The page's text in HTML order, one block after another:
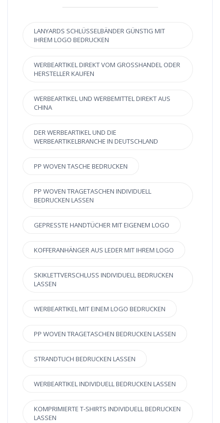
LANYARDS SCHLÜSSELBÄNDER GÜNSTIG MIT
IHREM LOGO BEDRUCKEN
WERBEARTIKEL DIREKT VOM GROSSHANDEL ODER H
ERSTELLER KAUFEN
WERBEARTIKEL UND WERBEMITTEL DIREKT AUS
CHINA
DER WERBEARTIKEL UND DIE
WERBEARTIKELBRANCHE IN DEUTSCHLAND
PP WOVEN TASCHE BEDRUCKEN
PP WOVEN TRAGETASCHEN INDIVIDUELL
BEDRUCKEN LASSEN
GEPRESSTE HANDTÜCHER MIT EIGENEM LOGO
KOFFERANHÄNGER AUS LEDER MIT IHREM LOGO
SKIKLETTVERSCHLUSS INDIVIDUELL BEDRUCKEN
LASSEN
WERBEARTIKEL MIT EINEM LOGO BEDRUCKEN
PP WOVEN TRAGETASCHEN BEDRUCKEN LASSEN
STRANDTUCH BEDRUCKEN LASSEN
WERBEARTIKEL INDIVIDUELL BEDRUCKEN LASSEN
KOMPRIMIERTE T-SHIRTS INDIVIDUELL BEDRUCKEN
LASSEN